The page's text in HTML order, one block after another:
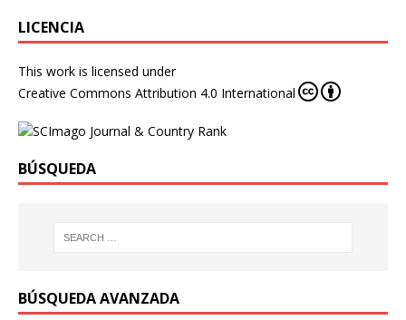
LICENCIA
This work is licensed under
Creative Commons Attribution 4.0 International
BÚSQUEDA
BÚSQUEDA AVANZADA